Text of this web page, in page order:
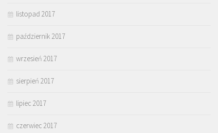
listopad 2017
październik 2017
wrzesień 2017
sierpień 2017
lipiec 2017
czerwiec 2017